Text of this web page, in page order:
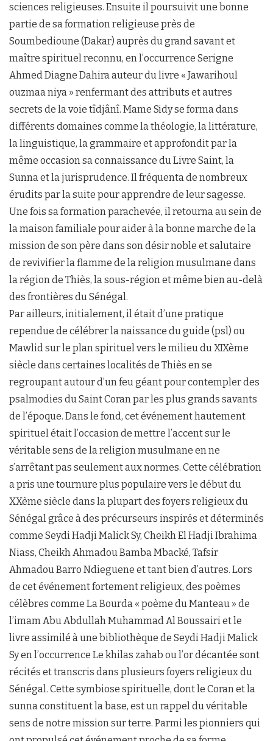
sciences religieuses. Ensuite il poursuivit une bonne
partie de sa formation religieuse près de
Soumbedioune (Dakar) auprès du grand savant et
maître spirituel reconnu, en l’occurrence Serigne
Ahmed Diagne Dahira auteur du livre « Jawarihoul
ouzmaa niya » renfermant des attributs et autres
secrets de la voie tîdjânî. Mame Sidy se forma dans
différents domaines comme la théologie, la littérature,
la linguistique, la grammaire et approfondit par la
même occasion sa connaissance du Livre Saint, la
Sunna et la jurisprudence. Il fréquenta de nombreux
érudits par la suite pour apprendre de leur sagesse.
Une fois sa formation parachevée, il retourna au sein de
la maison familiale pour aider à la bonne marche de la
mission de son père dans son désir noble et salutaire
de revivifier la flamme de la religion musulmane dans
la région de Thiès, la sous-région et même bien au-delà
des frontières du Sénégal.
Par ailleurs, initialement, il était d’une pratique
rependue de célébrer la naissance du guide (psl) ou
Mawlid sur le plan spirituel vers le milieu du XIXème
siècle dans certaines localités de Thiès en se
regroupant autour d’un feu géant pour contempler des
psalmodies du Saint Coran par les plus grands savants
de l’époque. Dans le fond, cet événement hautement
spirituel était l’occasion de mettre l’accent sur le
véritable sens de la religion musulmane en ne
s’arrêtant pas seulement aux normes. Cette célébration
a pris une tournure plus populaire vers le début du
XXème siècle dans la plupart des foyers religieux du
Sénégal grâce à des précurseurs inspirés et déterminés
comme Seydi Hadji Malick Sy, Cheikh El Hadji Ibrahima
Niass, Cheikh Ahmadou Bamba Mbacké, Tafsir
Ahmadou Barro Ndieguene et tant bien d’autres. Lors
de cet événement fortement religieux, des poèmes
célèbres comme La Bourda « poème du Manteau » de
l’imam Abu Abdullah Muhammad Al Boussairi et le
livre assimilé à une bibliothèque de Seydi Hadji Malick
Sy en l’occurrence Le khilas zahab ou l’or décantée sont
récités et transcris dans plusieurs foyers religieux du
Sénégal. Cette symbiose spirituelle, dont le Coran et la
sunna constituent la base, est un rappel du véritable
sens de notre mission sur terre. Parmi les pionniers qui